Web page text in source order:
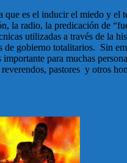
es el inducir el miedo y
la radio, la predicación de
utilizadas a través de la
gobierno totalitarios. Sin
para muchas
pastores y otros